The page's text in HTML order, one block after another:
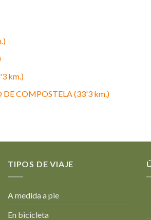
km.)
COMPOSTELA (33'3 km.)
TIPOS DE VIAJE
A medida a pie
En bicicleta